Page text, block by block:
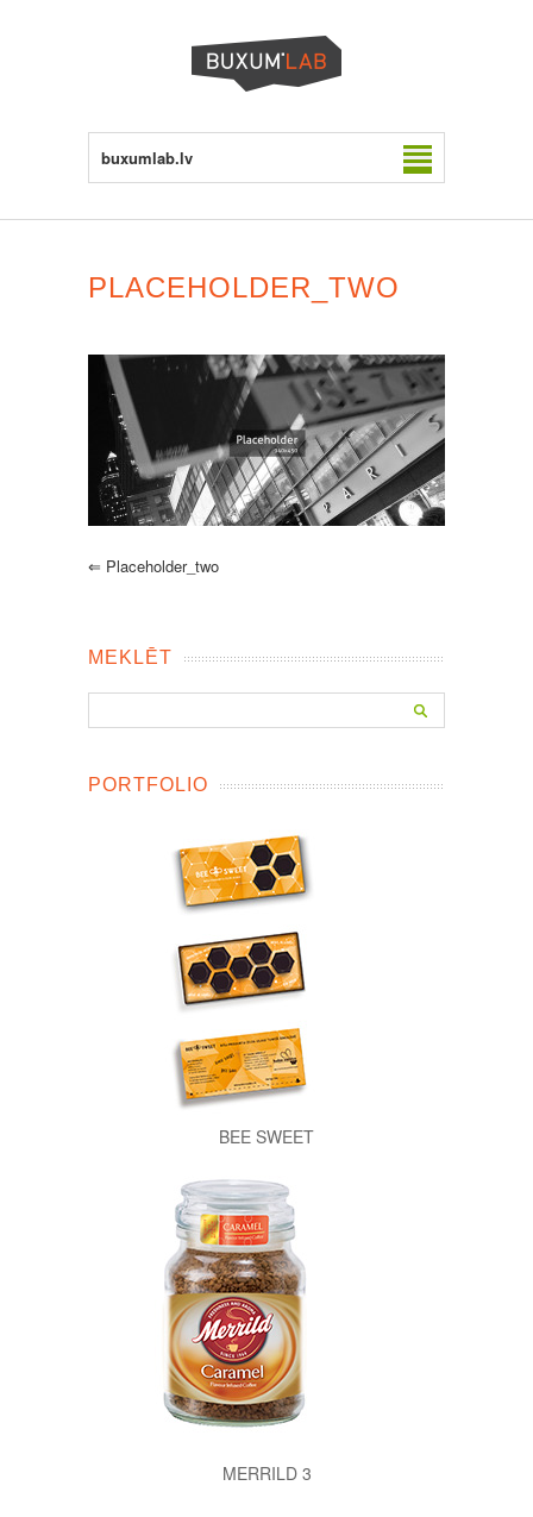
buxumlab.lv
PLACEHOLDER_TWO
⇐ Placeholder_two
MEKLĒT
PORTFOLIO
BEE SWEET
MERRILD 3